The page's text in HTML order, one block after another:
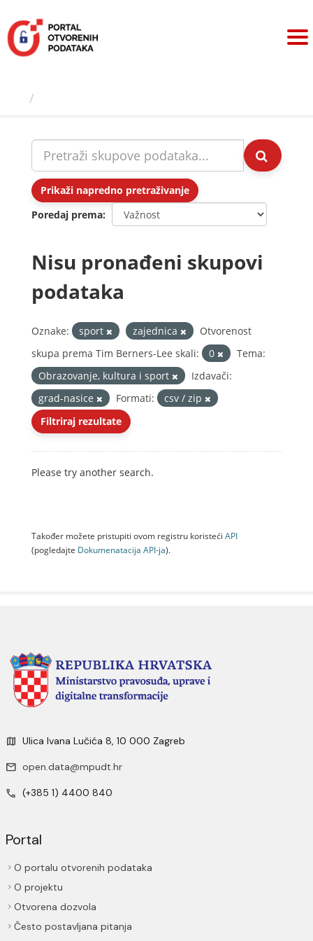
sadržaj
Prikaži napredno pretraživanje
Poredaj prema
Nisu pronađeni skupovi
podataka
Oznake: sport zajednica
Otvorenost
skupa prema Tim Berners-Lee skali:
0
Tema:
Obrazovanje, kultura i sport
Izdavači:
grad-nasice
Formati:
csv / zip
Filtriraj rezultate
Please try another search.
Također možete pristupiti ovom registru koristeći API
(pogledajte Dokumenаtаcijа API-jа).